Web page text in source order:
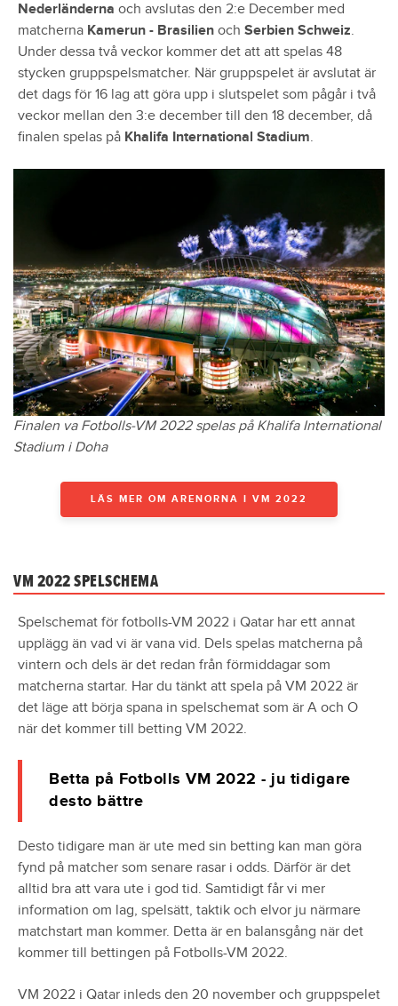
Nederländerna och avslutas den 2:e December med
matcherna Kamerun - Brasilien och Serbien Schweiz.
Under dessa två veckor kommer det att att spelas 48
stycken gruppspelsmatcher. När gruppspelet är avslutat är
det dags för 16 lag att göra upp i slutspelet som pågår i två
veckor mellan den 3:e december till den 18 december, då
finalen spelas på Khalifa International Stadium.
Finalen va Fotbolls-VM 2022 spelas på Khalifa International
Stadium i Doha
LÄS MER OM ARENORNA I VM 2022
VM 2022 SPELSCHEMA
Spelschemat för fotbolls-VM 2022 i Qatar har ett annat
upplägg än vad vi är vana vid. Dels spelas matcherna på
vintern och dels är det redan från förmiddagar som
matcherna startar. Har du tänkt att spela på VM 2022 är
det läge att börja spana in spelschemat som är A och O
när det kommer till betting VM 2022.
Betta på Fotbolls VM 2022 - ju tidigare
desto bättre
Desto tidigare man är ute med sin betting kan man göra
fynd på matcher som senare rasar i odds. Därför är det
alltid bra att vara ute i god tid. Samtidigt får vi mer
information om lag, spelsätt, taktik och elvor ju närmare
matchstart man kommer. Detta är en balansgång när det
kommer till bettingen på Fotbolls-VM 2022.
VM 2022 i Qatar inleds den 20 november och gruppspelet